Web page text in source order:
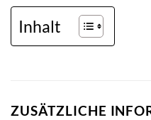
Inhalt
ZUSÄTZLICHE